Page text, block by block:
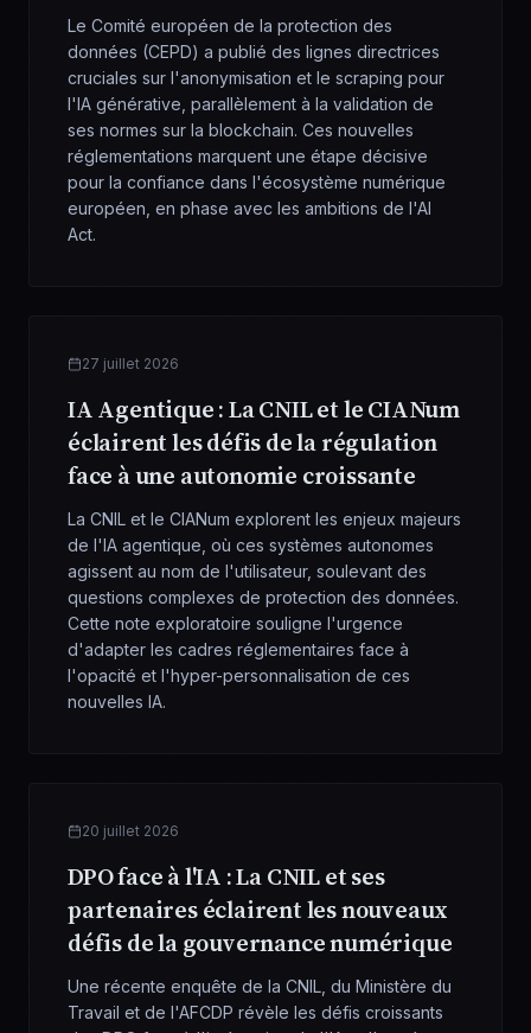
Le Comité européen de la protection des
données (CEPD) a publié des lignes directrices
cruciales sur l'anonymisation et le scraping pour
l'IA générative, parallèlement à la validation de
ses normes sur la blockchain. Ces nouvelles
réglementations marquent une étape décisive
pour la confiance dans l'écosystème numérique
européen, en phase avec les ambitions de l'AI
Act.
27 juillet 2026
IA Agentique : La CNIL et le CIANum
éclairent les défis de la régulation
face à une autonomie croissante
La CNIL et le CIANum explorent les enjeux majeurs
de l'IA agentique, où ces systèmes autonomes
agissent au nom de l'utilisateur, soulevant des
questions complexes de protection des données.
Cette note exploratoire souligne l'urgence
d'adapter les cadres réglementaires face à
l'opacité et l'hyper-personnalisation de ces
nouvelles IA.
20 juillet 2026
DPO face à l'IA : La CNIL et ses
partenaires éclairent les nouveaux
défis de la gouvernance numérique
Une récente enquête de la CNIL, du Ministère du
Travail et de l'AFCDP révèle les défis croissants